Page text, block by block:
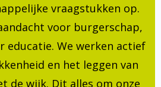
vraagstukken op.
voor burgerschap,
educatie. We werken actief
en het leggen van
de wijk. Dit alles om onze